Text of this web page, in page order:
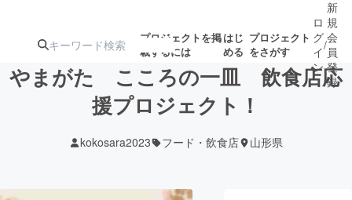
プロジェクトを掲
載するには
はじ
める
プロジェクト
をさがす
ターン
ジェクト
募集終了が近いプ
ロジェクト
されます
ロ
グ
イ
ン
/
新
規
会
員
登
録
やまがた こころの一皿 飲食店応
援プロジェクト！
kokosara2023 フード・飲食店 山形県